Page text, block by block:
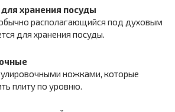
хранения посуды
располагающийся под духовым
для хранения посуды.
ножками, которые
плиту по уровню.